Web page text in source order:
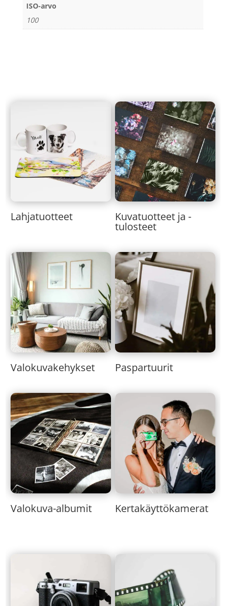
ISO-arvo
100
Lahjatuotteet Kuvatuotteet ja -
tulosteet
Valokuvakehykset Paspartuurit
Valokuva-albumit Kertakäyttökamerat